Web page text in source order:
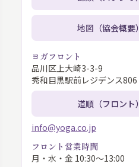
地図（協会概要）
ヨガフロント
品川区上大崎3-3-9
秀和目黒駅前レジデンス806
道順（フロント）
info@yoga.co.jp
フロント営業時間
月・水・金 10:30〜13:00